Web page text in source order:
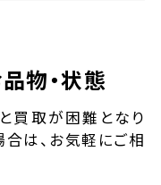
物・状態
買取が困難となり
は、お気軽にご相